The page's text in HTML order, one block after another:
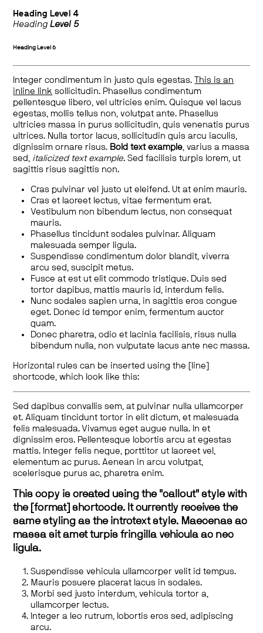
Heading Level 4
HeadingLevel 5
Heading Level 6
Integer condimentum in justo quis egestas.
This is an
inline link sollicitudin. Phasellus condimentum
pellentesque libero, vel ultricies enim. Quisque vel lacus
egestas, mollis tellus non, volutpat ante. Phasellus
ultricies massa in purus sollicitudin, quis venenatis purus
ultrices. Nulla tortor lacus, sollicitudin quis arcu iaculis,
dignissim ornare risus. Bold text example, varius a massa
sed, italicized text example. Sed facilisis turpis lorem, ut
sagittis risus sagittis non.
Cras pulvinar vel justo ut eleifend. Ut at enim mauris.
Cras et laoreet lectus, vitae fermentum erat.
Vestibulum non bibendum lectus, non consequat
mauris.
Phasellus tincidunt sodales pulvinar. Aliquam
malesuada semper ligula.
Suspendisse condimentum dolor blandit, viverra
arcu sed, suscipit metus.
Fusce at est ut elit commodo tristique. Duis sed
tortor dapibus, mattis mauris id, interdum felis.
Nunc sodales sapien urna, in sagittis eros congue
eget. Donec id tempor enim, fermentum auctor
quam.
Donec pharetra, odio et lacinia facilisis, risus nulla
bibendum nulla, non vulputate lacus ante nec massa.
Horizontal rules can be inserted using the [line]
shortcode, which look like this:
Sed dapibus convallis sem, at pulvinar nulla ullamcorper
et. Aliquam tincidunt tortor in elit dictum, et malesuada
felis malesuada. Vivamus eget augue nulla. In et
dignissim eros. Pellentesque lobortis arcu at egestas
mattis. Integer felis neque, porttitor ut laoreet vel,
elementum ac purus. Aenean in arcu volutpat,
scelerisque purus ac, pharetra enim.
This copy is created using the "callout" style with
the [format] shortcode. It currently receives the
same styling as the introtext style. Maecenas ac
massa sit amet turpis fringilla vehicula ac nec
ligula.
Suspendisse vehicula ullamcorper velit id tempus.
Mauris posuere placerat lacus in sodales.
Morbi sed justo interdum, vehicula tortor a,
ullamcorper lectus.
Integer a leo rutrum, lobortis eros sed, adipiscing
arcu.